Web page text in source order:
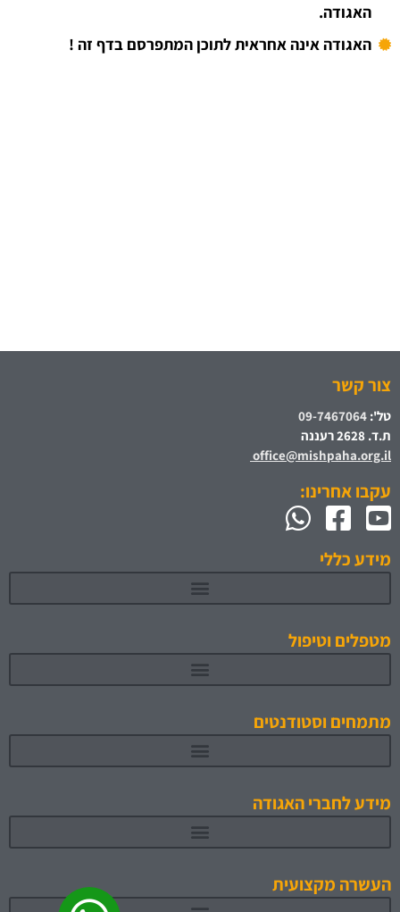
האגודה.
האגודה אינה אחראית לתוכן המתפרסם בדף זה !
צור קשר
טל': 09-7467064
ת.ד. 2628 רעננה
office@mishpaha.org.il
עקבו אחרינו:
מידע כללי
מטפלים וטיפול
מתמחים וסטודנטים
מידע לחברי האגודה
העשרה מקצועית